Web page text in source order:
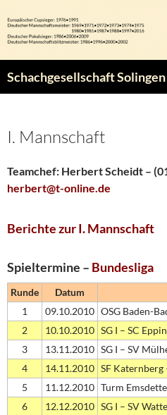
Inhalt
springen
Schachgesellschaft Solingen
I. Mannschaft
Teamchef: Herbert Scheidt –
herbert@t-online.de
Berichte zur I. Mannschaft
Spieltermine – Bundesliga
Runde Datum
1
09.10.2010 OSG Baden-
2
10.10.2010 SG I – SC
3
13.11.2010 SG I – SV
4
14.11.2010 SF Katernberg
5
11.12.2010 Turm
6
12.12.2010 SG I – SV